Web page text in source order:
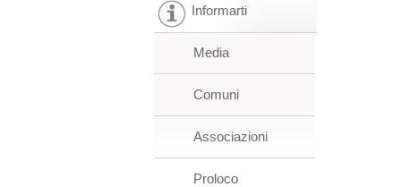
Informarti
Media
Comuni
Associazioni
Proloco